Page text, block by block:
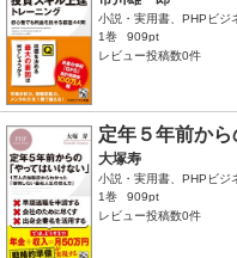
小説・実用書、PHPビジ
1巻
909pt
レビュー投稿数0件
定年５年前から
大塚寿
小説・実用書、PHPビジ
1巻
909pt
レビュー投稿数0件